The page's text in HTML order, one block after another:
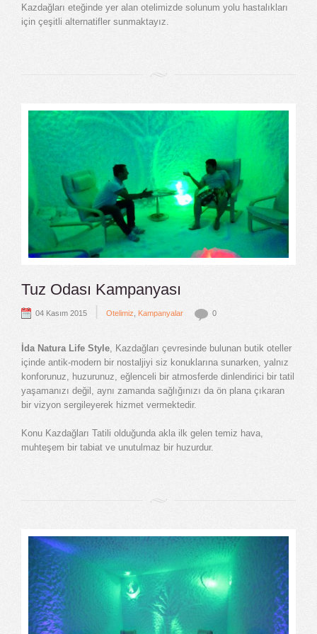
Kazdağları eteğinde yer alan otelimizde solunum yolu hastalıkları
için çeşitli alternatifler sunmaktayız.
Tuz Odası Kampanyası
04 Kasım 2015 | Otelimiz Kampanyalar 0
İda Natura Life Style , Kazdağları çevresinde bulunan butik oteller
içinde antik-modern bir nostaljiyi siz konuklarına sunarken, yalnız
konforunuz, huzurunuz, eğlenceli bir atmosferde dinlendirici bir tatil
yaşamanızı değil, aynı zamanda sağlığınızı da ön plana çıkaran
bir vizyon sergileyerek hizmet vermektedir.
Konu Kazdağları Tatili olduğunda akla ilk gelen temiz hava,
muhteşem bir tabiat ve unutulmaz bir huzurdur.